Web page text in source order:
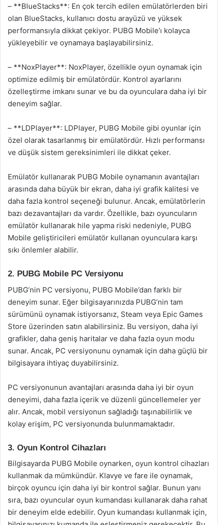
– **BlueStacks**: En çok tercih edilen emülatörlerden biri
olan BlueStacks, kullanıcı dostu arayüzü ve yüksek
performansıyla dikkat çekiyor. PUBG Mobile’ı kolayca
yükleyebilir ve oynamaya başlayabilirsiniz.
– **NoxPlayer**: NoxPlayer, özellikle oyun oynamak için
optimize edilmiş bir emülatördür. Kontrol ayarlarını
özelleştirme imkanı sunar ve bu da oyunculara daha iyi bir
deneyim sağlar.
– **LDPlayer**: LDPlayer, PUBG Mobile gibi oyunlar için
özel olarak tasarlanmış bir emülatördür. Hızlı performansı
ve düşük sistem gereksinimleri ile dikkat çeker.
Emülatör kullanarak PUBG Mobile oynamanın avantajları
arasında daha büyük bir ekran, daha iyi grafik kalitesi ve
daha fazla kontrol seçeneği bulunur. Ancak, emülatörlerin
bazı dezavantajları da vardır. Özellikle, bazı oyuncuların
emülatör kullanarak hile yapma riski nedeniyle, PUBG
Mobile geliştiricileri emülatör kullanan oyunculara karşı
sıkı önlemler alabilir.
2. PUBG Mobile PC Versiyonu
PUBG’nin PC versiyonu, PUBG Mobile’dan farklı bir
deneyim sunar. Eğer bilgisayarınızda PUBG’nin tam
sürümünü oynamak istiyorsanız, Steam veya Epic Games
Store üzerinden satın alabilirsiniz. Bu versiyon, daha iyi
grafikler, daha geniş haritalar ve daha fazla oyun modu
sunar. Ancak, PC versiyonunu oynamak için daha güçlü bir
bilgisayara ihtiyaç duyabilirsiniz.
PC versiyonunun avantajları arasında daha iyi bir oyun
deneyimi, daha fazla içerik ve düzenli güncellemeler yer
alır. Ancak, mobil versiyonun sağladığı taşınabilirlik ve
kolay erişim, PC versiyonunda bulunmamaktadır.
3. Oyun Kontrol Cihazları
Bilgisayarda PUBG Mobile oynarken, oyun kontrol cihazları
kullanmak da mümkündür. Klavye ve fare ile oynamak,
birçok oyuncu için daha iyi bir kontrol sağlar. Bunun yanı
sıra, bazı oyuncular oyun kumandası kullanarak daha rahat
bir deneyim elde edebilir. Oyun kumandası kullanmak için,